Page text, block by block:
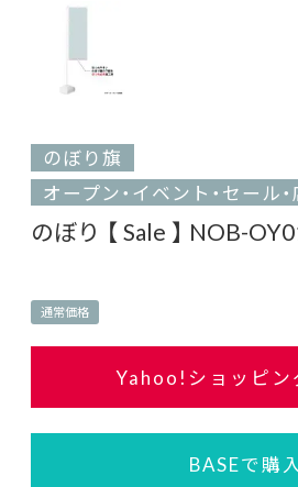
のぼり旗
オープン・イベント・セール
のぼり 【 Sale 】 NOB-
通常価格
Yahoo!ショッピン
BASEで購